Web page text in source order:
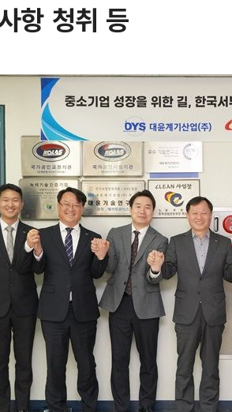
항 청취 등